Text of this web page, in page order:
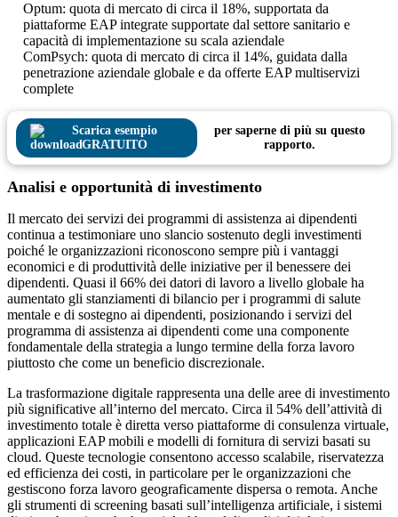
Optum: quota di mercato di circa il 18%, supportata da
piattaforme EAP integrate supportate dal settore sanitario e
capacità di implementazione su scala aziendale
ComPsych: quota di mercato di circa il 14%, guidata dalla
penetrazione aziendale globale e da offerte EAP multiservizi
complete
Scarica esempio
GRATUITO
per saperne di più su questo
rapporto.
Analisi e opportunità di investimento
Il mercato dei servizi dei programmi di assistenza ai dipendenti
continua a testimoniare uno slancio sostenuto degli investimenti
poiché le organizzazioni riconoscono sempre più i vantaggi
economici e di produttività delle iniziative per il benessere dei
dipendenti. Quasi il 66% dei datori di lavoro a livello globale ha
aumentato gli stanziamenti di bilancio per i programmi di salute
mentale e di sostegno ai dipendenti, posizionando i servizi del
programma di assistenza ai dipendenti come una componente
fondamentale della strategia a lungo termine della forza lavoro
piuttosto che come un beneficio discrezionale.
La trasformazione digitale rappresenta una delle aree di investimento
più significative all’interno del mercato. Circa il 54% dell’attività di
investimento totale è diretta verso piattaforme di consulenza virtuale,
applicazioni EAP mobili e modelli di fornitura di servizi basati su
cloud. Queste tecnologie consentono accesso scalabile, riservatezza
ed efficienza dei costi, in particolare per le organizzazioni che
gestiscono forza lavoro geograficamente dispersa o remota. Anche
gli strumenti di screening basati sull’intelligenza artificiale, i sistemi